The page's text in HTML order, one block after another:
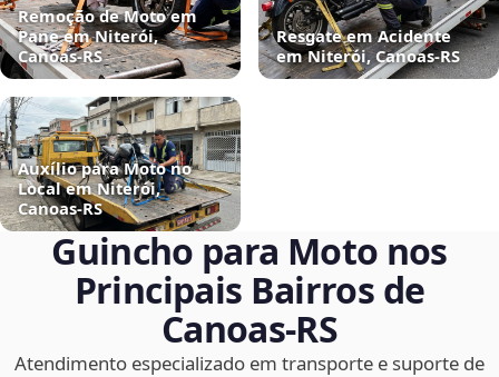
Remoção de Moto em
Pane em Niterói,
Canoas‑RS
Resgate em Acidente
em Niterói, Canoas‑RS
Auxílio para Moto no
Local em Niterói,
Canoas‑RS
Guincho para Moto nos
Principais Bairros de
Canoas‑RS
Atendimento especializado em transporte e suporte de